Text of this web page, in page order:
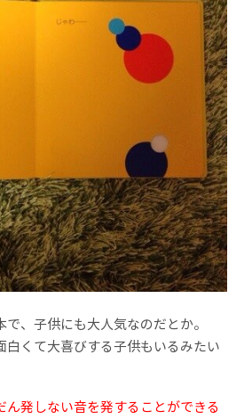
、子供にも大人気なのだとか。
白くて大喜びする子供もいるみたい
発しない音を発することができる